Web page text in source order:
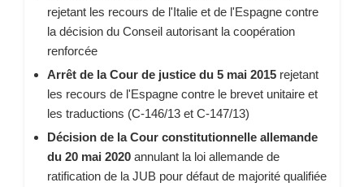
rejetant les recours de l'Italie et de l'Espagne contre
la décision du Conseil autorisant la coopération
renforcée
Arrêt de la Cour de justice du 5 mai 2015rejetant
les recours de l'Espagne contre le brevet unitaire et
les traductions (C-146/13 et C-147/13)
Décision de la Cour constitutionnelle allemande
du 20 mai 2020annulant la loi allemande de
ratification de la JUB pour défaut de majorité qualifiée